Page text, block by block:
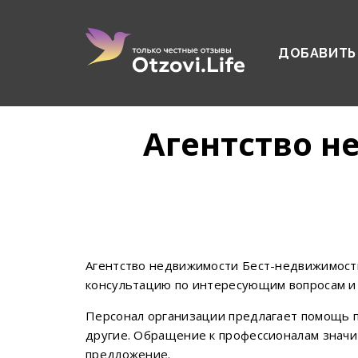
Агентство
Агентство недвижимости Бест-
консультацию по интересующим вопросам
Персонал организации предлагает
другие. Обращение к профессионалам
предложение.